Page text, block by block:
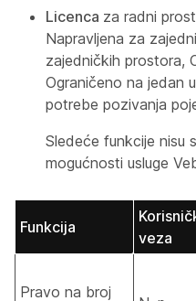
Licenca za radni
Napravljena za
zajedničkih prostora,
Ograničeno na jedan
potrebe pozivanja
Sledeće funkcije nisu
mogućnosti usluge
Funkcija
veza
Pravo na broj